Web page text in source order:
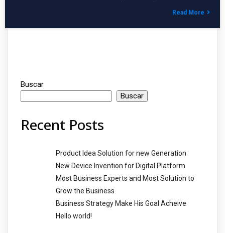
Read More
Buscar
Buscar
Recent Posts
Product Idea Solution for new Generation
New Device Invention for Digital Platform
Most Business Experts and Most Solution to
Grow the Business
Business Strategy Make His Goal Acheive
Hello world!